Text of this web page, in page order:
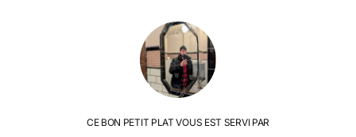
CE BON PETIT PLAT VOUS EST SERVI PAR